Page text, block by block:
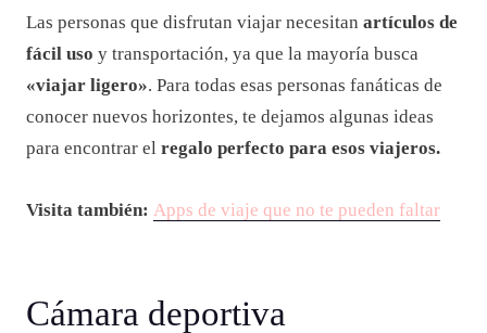
Las personas que disfrutan viajar necesitan artículos de
fácil uso y transportación, ya que la mayoría busca
«viajar ligero». Para todas esas personas fanáticas de
conocer nuevos horizontes, te dejamos algunas ideas
para encontrar el regalo perfecto para esos viajeros.
Visita también: Apps de viaje que no te pueden faltar
Cámara deportiva